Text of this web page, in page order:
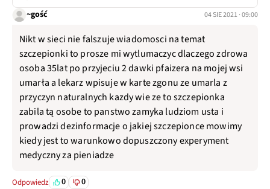
~gość 04 SIE 2021 · 09:00
Nikt w sieci nie falszuje wiadomosci na temat
szczepionki to prosze mi wytlumaczyc dlaczego zdrowa
osoba 35lat po przyjeciu 2 dawki pfaizera na mojej wsi
umarła a lekarz wpisuje w karte zgonu ze umarla z
przyczyn naturalnych kazdy wie ze to szczepionka
zabila tą osobe to panstwo zamyka ludziom usta i
prowadzi dezinformacje o jakiej szczepionce mowimy
kiedy jest to warunkowo dopuszczony experyment
medyczny za pieniadze
Odpowiedz 0 0